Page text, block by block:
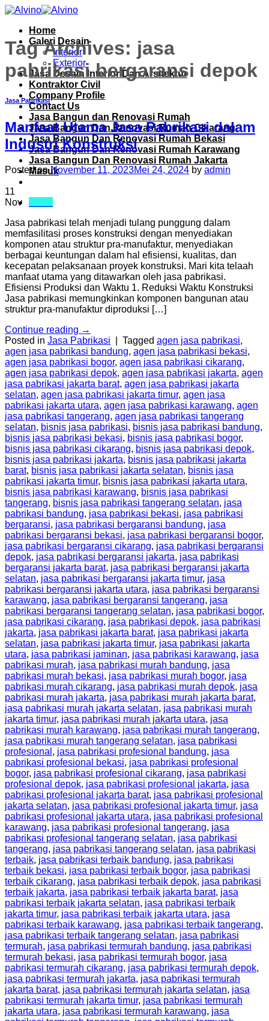
Skip
contentHome
Galeri Desain
Interior
Exterior
Jasa Desain Interior Dan Arsitektur
Kontraktor Civil
Company Profile
Contact Us
Jasa Bangun dan Renovasi Rumah
Jasa Bangun Dan Renovasi Rumah Cikarang
Jasa Bangun Dan Renovasi Rumah Bekasi
Jasa Bangun Dan Renovasi Rumah Karawang
Jasa Bangun Dan Renovasi Rumah Jakarta
Masuk
Tag Archives: jasa
pabrikasi bergaransi depok
Jasa Pabrikasi
Manfaat Utama Jasa Pabrikasi dalam
Industri Konstruksi
Posted onNovember 11, 2023Mei 24, 2024 by admin
11
Nov
Jasa pabrikasi telah menjadi tulang punggung dalam
memfasilitasi proses konstruksi dengan menyediakan
komponen atau struktur pra-manufaktur, menyediakan
berbagai keuntungan dalam hal efisiensi, kualitas, dan
kecepatan pelaksanaan proyek konstruksi. Mari kita telaah
manfaat utama yang ditawarkan oleh jasa pabrikasi.
Efisiensi Produksi dan Waktu 1. Reduksi Waktu Konstruksi
Jasa pabrikasi memungkinkan komponen bangunan atau
struktur pra-manufaktur diproduksi […]
Continue reading →
Posted in Jasa Pabrikasi Tagged agen jasa pabrikasi,
agen jasa pabrikasi bandung, agen jasa pabrikasi bekasi,
agen jasa pabrikasi bogor, agen jasa pabrikasi cikarang,
agen jasa pabrikasi depok, agen jasa pabrikasi jakarta, agen
jasa pabrikasi jakarta barat, agen jasa pabrikasi jakarta
selatan, agen jasa pabrikasi jakarta timur, agen jasa
pabrikasi jakarta utara, agen jasa pabrikasi karawang, agen
jasa pabrikasi tangerang, agen jasa pabrikasi tangerang
selatan, bisnis jasa pabrikasi, bisnis jasa pabrikasi bandung,
bisnis jasa pabrikasi bekasi, bisnis jasa pabrikasi bogor,
bisnis jasa pabrikasi cikarang, bisnis jasa pabrikasi depok,
bisnis jasa pabrikasi jakarta, bisnis jasa pabrikasi jakarta
barat, bisnis jasa pabrikasi jakarta selatan, bisnis jasa
pabrikasi jakarta timur, bisnis jasa pabrikasi jakarta utara,
bisnis jasa pabrikasi karawang, bisnis jasa pabrikasi
tangerang, bisnis jasa pabrikasi tangerang selatan, jasa
pabrikasi bandung, jasa pabrikasi bekasi, jasa pabrikasi
bergaransi, jasa pabrikasi bergaransi bandung, jasa
pabrikasi bergaransi bekasi, jasa pabrikasi bergaransi bogor,
jasa pabrikasi bergaransi cikarang, jasa pabrikasi bergaransi
depok, jasa pabrikasi bergaransi jakarta, jasa pabrikasi
bergaransi jakarta barat, jasa pabrikasi bergaransi jakarta
selatan, jasa pabrikasi bergaransi jakarta timur, jasa
pabrikasi bergaransi jakarta utara, jasa pabrikasi bergaransi
karawang, jasa pabrikasi bergaransi tangerang, jasa
pabrikasi bergaransi tangerang selatan, jasa pabrikasi bogor,
jasa pabrikasi cikarang, jasa pabrikasi depok, jasa pabrikasi
jakarta, jasa pabrikasi jakarta barat, jasa pabrikasi jakarta
selatan, jasa pabrikasi jakarta timur, jasa pabrikasi jakarta
utara, jasa pabrikasi jaminan, jasa pabrikasi karawang, jasa
pabrikasi murah, jasa pabrikasi murah bandung, jasa
pabrikasi murah bekasi, jasa pabrikasi murah bogor, jasa
pabrikasi murah cikarang, jasa pabrikasi murah depok, jasa
pabrikasi murah jakarta, jasa pabrikasi murah jakarta barat,
jasa pabrikasi murah jakarta selatan, jasa pabrikasi murah
jakarta timur, jasa pabrikasi murah jakarta utara, jasa
pabrikasi murah karawang, jasa pabrikasi murah tangerang,
jasa pabrikasi murah tangerang selatan, jasa pabrikasi
profesional , jasa pabrikasi profesional bandung, jasa
pabrikasi profesional bekasi, jasa pabrikasi profesional
bogor, jasa pabrikasi profesional cikarang, jasa pabrikasi
profesional depok, jasa pabrikasi profesional jakarta, jasa
pabrikasi profesional jakarta barat, jasa pabrikasi profesional
jakarta selatan, jasa pabrikasi profesional jakarta timur, jasa
pabrikasi profesional jakarta utara, jasa pabrikasi profesional
karawang, jasa pabrikasi profesional tangerang, jasa
pabrikasi profesional tangerang selatan, jasa pabrikasi
tangerang, jasa pabrikasi tangerang selatan, jasa pabrikasi
terbaik, jasa pabrikasi terbaik bandung, jasa pabrikasi
terbaik bekasi, jasa pabrikasi terbaik bogor, jasa pabrikasi
terbaik cikarang, jasa pabrikasi terbaik depok, jasa pabrikasi
terbaik jakarta, jasa pabrikasi terbaik jakarta barat, jasa
pabrikasi terbaik jakarta selatan, jasa pabrikasi terbaik
jakarta timur, jasa pabrikasi terbaik jakarta utara, jasa
pabrikasi terbaik karawang, jasa pabrikasi terbaik tangerang,
jasa pabrikasi terbaik tangerang selatan, jasa pabrikasi
termurah, jasa pabrikasi termurah bandung, jasa pabrikasi
termurah bekasi, jasa pabrikasi termurah bogor, jasa
pabrikasi termurah cikarang, jasa pabrikasi termurah depok,
jasa pabrikasi termurah jakarta, jasa pabrikasi termurah
jakarta barat, jasa pabrikasi termurah jakarta selatan, jasa
pabrikasi termurah jakarta timur, jasa pabrikasi termurah
jakarta utara, jasa pabrikasi termurah karawang, jasa